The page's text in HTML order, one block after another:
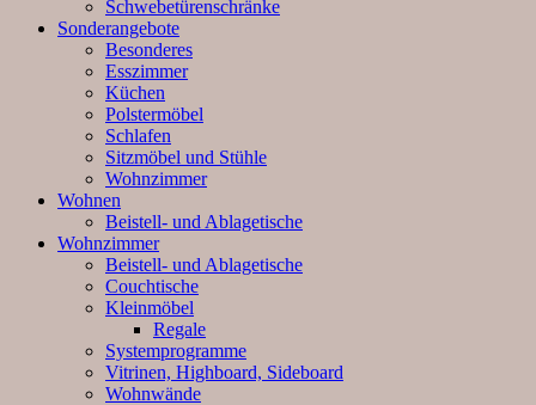
Schwebetürenschränke
Sonderangebote
Besonderes
Esszimmer
Küchen
Polstermöbel
Schlafen
Sitzmöbel und Stühle
Wohnzimmer
Wohnen
Beistell- und Ablagetische
Wohnzimmer
Beistell- und Ablagetische
Couchtische
Kleinmöbel
Regale
Systemprogramme
Vitrinen, Highboard, Sideboard
Wohnwände